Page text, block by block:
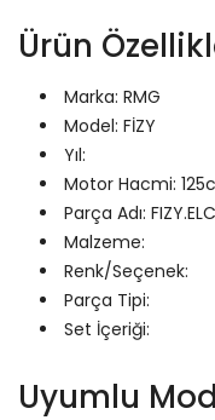
Ürün
Marka: RMG
Model: FİZY
Yıl:
Motor Hacmi:
Parça Adı:
Malzeme:
Renk/Seçenek:
Parça Tipi:
Set İçeriği:
Uyumlu